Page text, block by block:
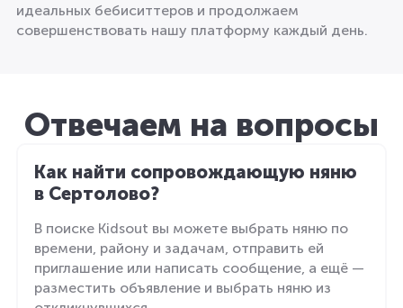
идеальных бебиситтеров и продолжаем
совершенствовать нашу платформу каждый день.
Отвечаем на вопросы
Как найти сопровождающую няню
в Сертолово?
В поиске Kidsout вы можете выбрать няню по
времени, району и задачам, отправить ей
приглашение или написать сообщение, а ещё —
разместить объявление и выбрать няню из